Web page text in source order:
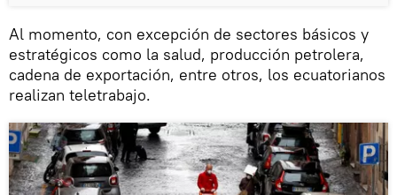
Al momento, con excepción de sectores básicos y
estratégicos como la salud, producción petrolera,
cadena de exportación, entre otros, los ecuatorianos
realizan teletrabajo.